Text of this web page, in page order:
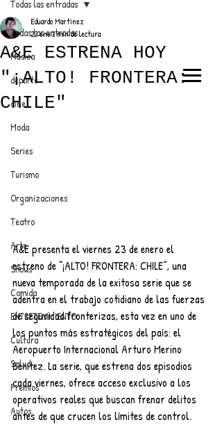
ANUNCIATE CON NOSOTROS
PARA MÁS INFORMACIÓN:
dinamicaseltrendytop@gmail.com
EL TRENDY TOP
CON EDDY MARTINEZ
Todas las entradas
Música
deporte
cine
Moda
Series
Turismo
Organizaciones
Teatro
Arte
Shows
Comida
ENTRETENIMIENTO
Cultura
Salud
Premios
Autos
Todas las entradas
A&E ESTRENA HOY
"¡ALTO! FRONTERA:
CHILE"
Eduardo Martínez
23 ene3 min de lectura
A&E presenta el viernes 23 de enero el
estreno de “¡ALTO! FRONTERA: CHILE”, una
nueva temporada de la exitosa serie que se
adentra en el trabajo cotidiano de las fuerzas
de seguridad fronterizas, esta vez en uno de
los puntos más estratégicos del país: el
Aeropuerto Internacional Arturo Merino
Benítez. La serie, que estrena dos episodios
cada viernes, ofrece acceso exclusivo a los
operativos reales que buscan frenar delitos
antes de que crucen los límites de control.